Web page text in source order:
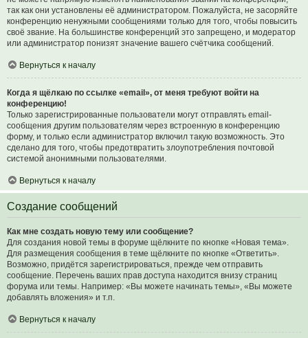
так как они установлены её администратором. Пожалуйста, не засоряйте
конференцию ненужными сообщениями только для того, чтобы повысить
своё звание. На большинстве конференций это запрещено, и модератор
или администратор понизят значение вашего счётчика сообщений.
Вернуться к началу
Когда я щёлкаю по ссылке «email», от меня требуют войти на
конференцию!
Только зарегистрированные пользователи могут отправлять email-
сообщения другим пользователям через встроенную в конференцию
форму, и только если администратор включил такую возможность. Это
сделано для того, чтобы предотвратить злоупотребления почтовой
системой анонимными пользователями.
Вернуться к началу
Создание сообщений
Как мне создать новую тему или сообщение?
Для создания новой темы в форуме щёлкните по кнопке «Новая тема».
Для размещения сообщения в теме щёлкните по кнопке «Ответить».
Возможно, придётся зарегистрироваться, прежде чем отправить
сообщение. Перечень ваших прав доступа находится внизу страниц
форума или темы. Например: «Вы можете начинать темы», «Вы можете
добавлять вложения» и т.п.
Вернуться к началу